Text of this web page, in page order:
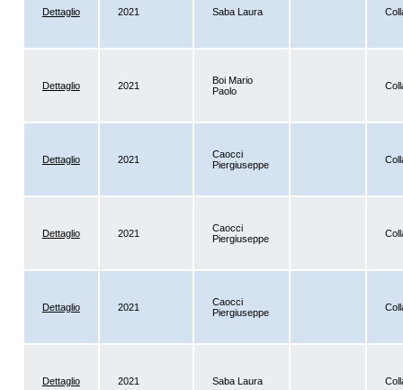
Dettaglio 2021 Saba Laura
Dettaglio 2021
Boi Mario
Paolo
Dettaglio 2021
Caocci
Piergiuseppe
Dettaglio 2021
Caocci
Piergiuseppe
Dettaglio 2021
Caocci
Piergiuseppe
Dettaglio 2021 Saba Laura